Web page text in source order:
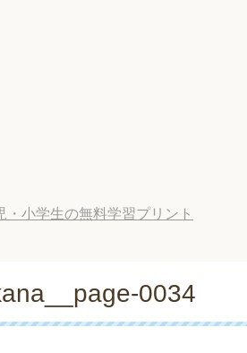
小学生の無料学習プリント
0034